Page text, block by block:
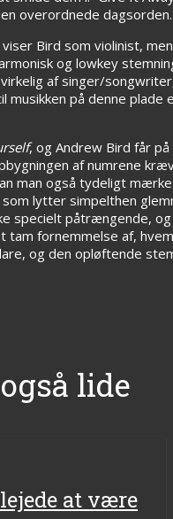
overordnede dagsorden.
Bird som violinist,
og lowkey
af singer/
musikken på denne
, og Andrew Bird får
af numrene
man også tydeligt
lytter simpelthen
specielt påtrængende,
tam fornemmelse af,
og den opløftende
lide
at være